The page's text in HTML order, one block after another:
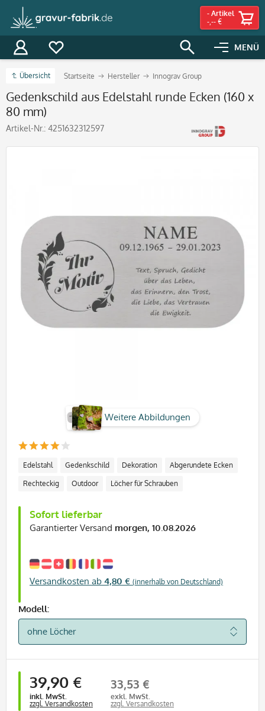
MENÜ
- Artikel
-,-- €
Übersicht Startseite Hersteller Innograv Group
Gedenkschild aus Edelstahl runde Ecken (160 x
80 mm)
Artikel-Nr.: 4251632312597
Weitere Abbildungen
Edelstahl Gedenkschild Dekoration Abgerundete Ecken
Rechteckig Outdoor Löcher für Schrauben
Sofort lieferbar
Garantierter Versand morgen, 10.08.2026
Versandkosten ab 4,80 € (innerhalb von Deutschland)
Modell:
39,90 €
inkl. MwSt.
zzgl. Versandkosten
33,53 €
exkl. MwSt.
zzgl. Versandkosten